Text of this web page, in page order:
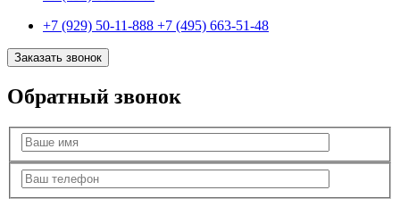
+7 (929) 50-11-888 +7 (495) 663-51-48
Заказать звонок
Обратный звонок